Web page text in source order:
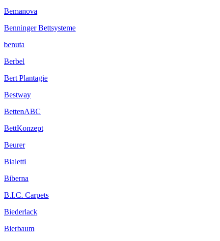
Bemanova
Benninger Bettsysteme
benuta
Berbel
Bert Plantagie
Bestway
BettenABC
BettKonzept
Beurer
Bialetti
Biberna
B.I.C. Carpets
Biederlack
Bierbaum